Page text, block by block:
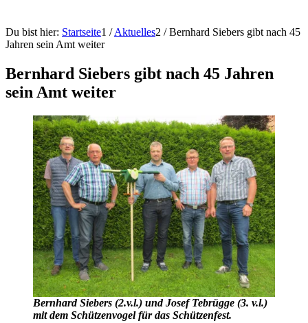
Du bist hier: Startseite1 / Aktuelles2 / Bernhard Siebers gibt nach 45
Jahren sein Amt weiter
Bernhard Siebers gibt nach 45 Jahren
sein Amt weiter
Bernhard Siebers (2.v.l.) und Josef Tebrügge (3. v.l.)
mit dem Schützenvogel für das Schützenfest.